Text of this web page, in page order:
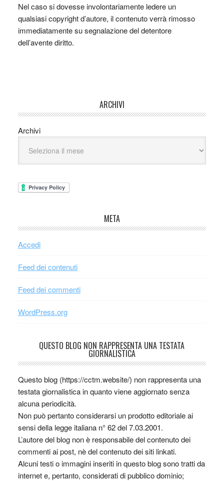
Nel caso si dovesse involontariamente ledere un
qualsiasi copyright d’autore, il contenuto verrà rimosso
immediatamente su segnalazione del detentore
dell’avente diritto.
ARCHIVI
Archivi
META
Accedi
Feed dei contenuti
Feed dei commenti
WordPress.org
QUESTO BLOG NON RAPPRESENTA UNA TESTATA
GIORNALISTICA
Questo blog (https://cctm.website/) non rappresenta una
testata giornalistica in quanto viene aggiornato senza
alcuna periodicità.
Non può pertanto considerarsi un prodotto editoriale ai
sensi della legge italiana n° 62 del 7.03.2001.
L’autore del blog non è responsabile del contenuto dei
commenti ai post, nè del contenuto dei siti linkati.
Alcuni testi o immagini inseriti in questo blog sono tratti da
internet e, pertanto, considerati di pubblico dominio;